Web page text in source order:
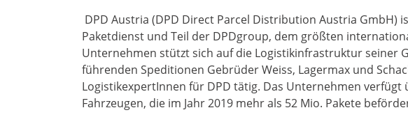
DPD Austria (DPD Direct Parcel Distribution Austria
Paketdienst und Teil der DPDgroup, dem größten
Unternehmen stützt sich auf die Logistikinfrastruktur seiner
führenden Speditionen Gebrüder Weiss, Lagermax und
LogistikexpertInnen für DPD tätig. Das Unternehmen
Fahrzeugen, die im Jahr 2019 mehr als 52 Mio. Pakete